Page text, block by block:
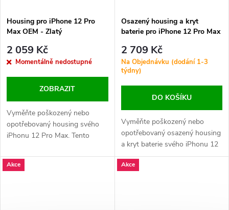
Housing pro iPhone 12 Pro
Max OEM - Zlatý
2 059 Kč
Momentálně nedostupné
ZOBRAZIT
Vyměňte poškozený nebo
opotřebovaný housing svého
iPhonu 12 Pro Max. Tento
Apple a precizní design, který
obnoví vzhled i funkčnost
Osazený housing a kryt
baterie pro iPhone 12 Pro Max
2 709 Kč
Na Objednávku (dodání 1-3
týdny)
DO KOŠÍKU
Vyměňte poškozený nebo
opotřebovaný osazený housing
a kryt baterie svého iPhonu 12
Pro Max. Obsahuje logo Apple
a všechny klíčové součásti pro
Akce Akce